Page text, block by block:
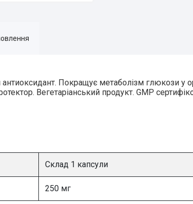
Покращує метаболізм глюкози у
Вегетаріанський продукт. GMP
Склад 1 капсули
250 мг